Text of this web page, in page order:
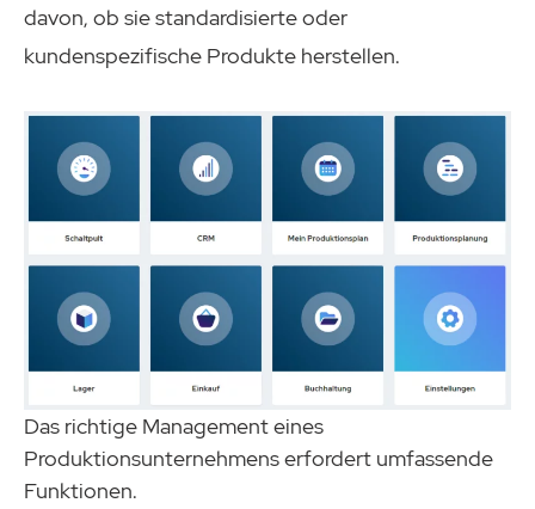
davon, ob sie standardisierte oder
kundenspezifische Produkte herstellen.
Das richtige Management eines
Produktionsunternehmens erfordert umfassende
Funktionen.